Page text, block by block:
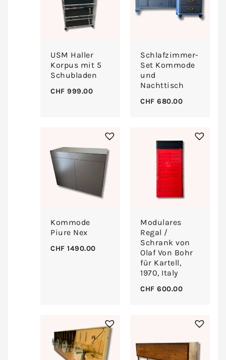
USM Haller
Korpus mit 5
Schubladen
CHF 999.00
Schlafzimmer-
Set Kommode
und
Nachttisch
CHF 680.00
Kommode
Piure Nex
CHF 1490.00
Modulares
Regal /
Schrank von
Olaf Von Bohr
für Kartell,
1970, Italy
CHF 600.00